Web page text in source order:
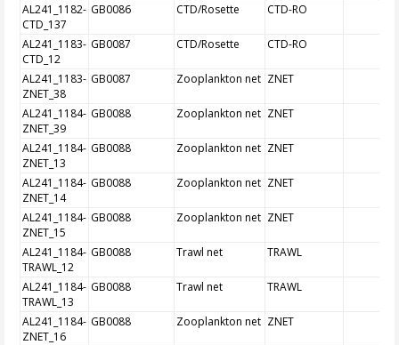
AL241_1182-
CTD_137
GB0086 CTD/Rosette CTD-RO
AL241_1183-
CTD_12
GB0087 CTD/Rosette CTD-RO
AL241_1183-
ZNET_38
GB0087 Zooplankton net ZNET
AL241_1184-
ZNET_39
GB0088 Zooplankton net ZNET
AL241_1184-
ZNET_13
GB0088 Zooplankton net ZNET
AL241_1184-
ZNET_14
GB0088 Zooplankton net ZNET
AL241_1184-
ZNET_15
GB0088 Zooplankton net ZNET
AL241_1184-
TRAWL_12
GB0088 Trawl net TRAWL
AL241_1184-
TRAWL_13
GB0088 Trawl net TRAWL
AL241_1184-
ZNET_16
GB0088 Zooplankton net ZNET